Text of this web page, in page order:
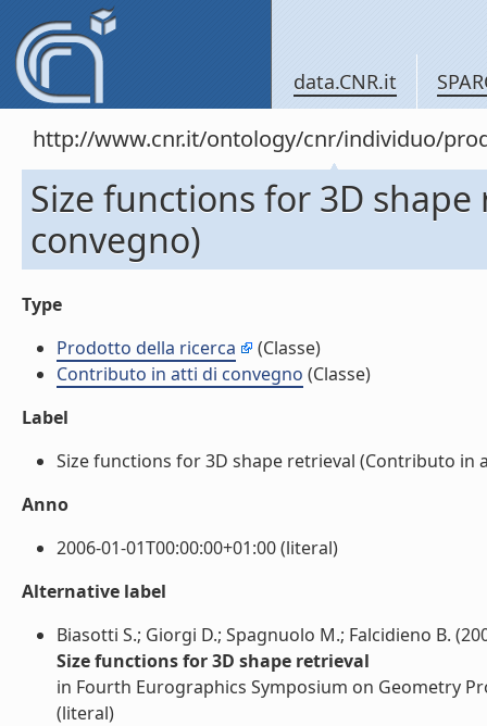
data.CNR.it
http://www.cnr.it/ontology/cnr/individuo/
Size functions for 3D
convegno)
Type
Prodotto della ricerca
(Classe)
Contributo in atti di convegno (Classe)
Label
Size functions for 3D shape retrieval (Contributo in
Anno
2006-01-01T00:00:00+01:00 (literal)
Alternative label
Biasotti S.; Giorgi D.; Spagnuolo M.; Falcidieno B.
Size functions for 3D shape retrieval
in Fourth Eurographics Symposium on Geometry
(literal)